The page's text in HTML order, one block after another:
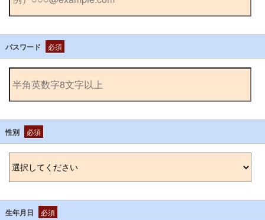
パスワード 必須
性別 必須
生年月日 必須